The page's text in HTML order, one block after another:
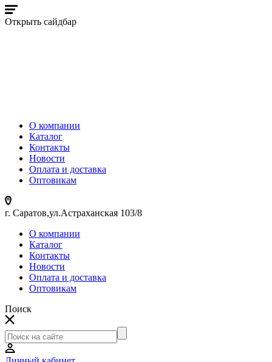
Открыть сайдбар
О компании
Каталог
Контакты
Новости
Оплата и доставка
Оптовикам
г. Саратов,ул.Астраханская 103/8
О компании
Каталог
Контакты
Новости
Оплата и доставка
Оптовикам
Поиск